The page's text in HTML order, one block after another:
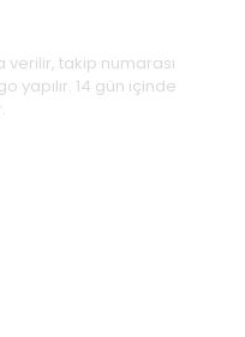
takip numarası
yapılır. 14 gün içinde